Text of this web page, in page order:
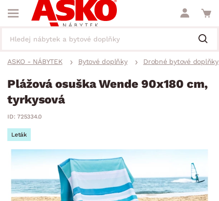
ASKO - NÁBYTEK Bytové doplňky Drobné bytové doplňky
Plážová osuška Wende 90x180 cm,
tyrkysová
ID: 725334.0
Leták